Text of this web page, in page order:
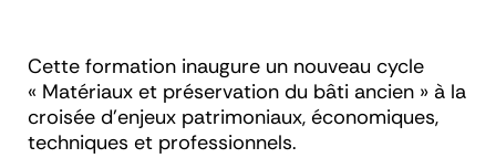
Cette formation inaugure un nouveau cycle
« Matériaux et préservation du bâti ancien » à la
croisée d’enjeux patrimoniaux, économiques,
techniques et professionnels.